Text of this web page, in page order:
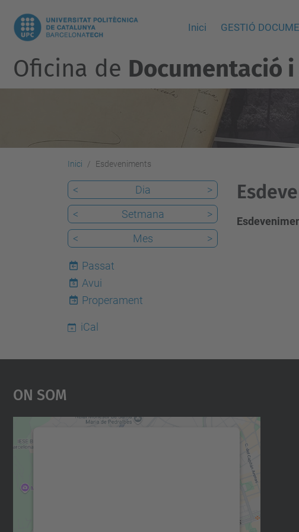
Inici GESTIÓ
Oficina de Documentació
Inici Esdeveniments
< Dia
>
<
Setmana
>
<
Mes >
Passat
6
Avui
Properament
iCal
On Som